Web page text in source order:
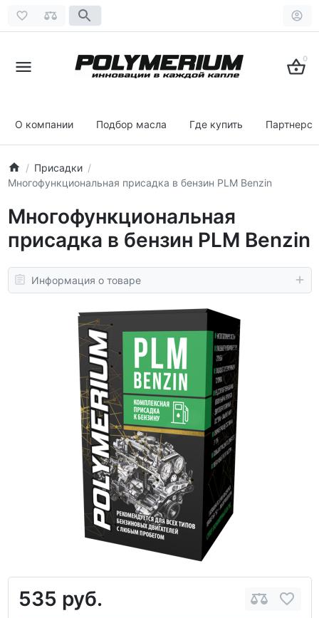
0
О компании Подбор масла Где купить
Присадки
Многофункциональная присадка в бензин PLM Benzin
Многофункциональная
присадка в бензин PLM Benzin
Информация о товаре
535 руб.